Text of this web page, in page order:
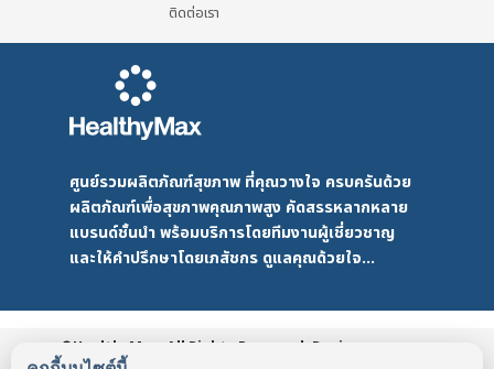
ติดต่อเรา
ศูนย์รวมผลิตภัณฑ์สุขภาพ ที่คุณวางใจ ครบครันด้วย
ผลิตภัณฑ์เพื่อสุขภาพคุณภาพสูง คัดสรรหลากหลาย
แบรนด์ชั้นนำ พร้อมบริการโดยทีมงานผู้เชี่ยวชาญ
และให้คำปรึกษาโดยเภสัชกร ดูแลคุณด้วยใจ...
©HealthyMax. All Rights Reserved. Design